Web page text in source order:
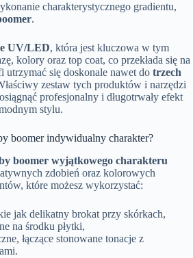
charakterystycznego gradientu,
.
UV/LED, która jest kluczowa w tym
kolory oraz top coat, co przekłada się na
utrzymać się doskonale nawet do trzech
zestaw tych produktów i narzędzi
profesjonalny i długotrwały efekt
stylu.
boomer indywidualny charakter?
boomer wyjątkowego charakteru
zdobień oraz kolorowych
które możesz wykorzystać:
jak delikatny brokat przy skórkach,
na środku płytki,
łączące stonowane tonacje z